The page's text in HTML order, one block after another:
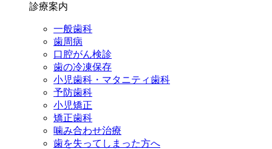
診療案内
一般歯科
歯周病
口腔がん検診
歯の冷凍保存
小児歯科・マタニティ歯科
予防歯科
小児矯正
矯正歯科
噛み合わせ治療
歯を失ってしまった方へ